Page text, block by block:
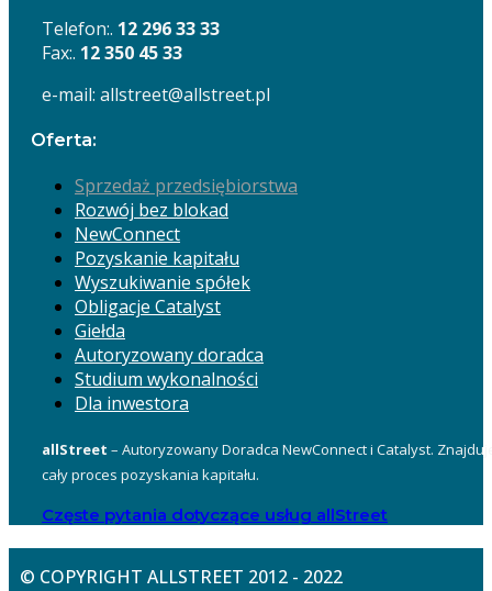
Telefon:. 12 296 33 33
Fax:. 12 350 45 33
e-mail: allstreet@allstreet.pl
Oferta:
Sprzedaż przedsiębiorstwa
Rozwój bez blokad
NewConnect
Pozyskanie kapitału
Wyszukiwanie spółek
Obligacje Catalyst
Giełda
Autoryzowany doradca
Studium wykonalności
Dla inwestora
allStreet – Autoryzowany Doradca NewConnect i Catalyst.
cały proces pozyskania kapitału.
Częste pytania dotyczące usług allStreet
© COPYRIGHT ALLSTREET 2012 - 2022